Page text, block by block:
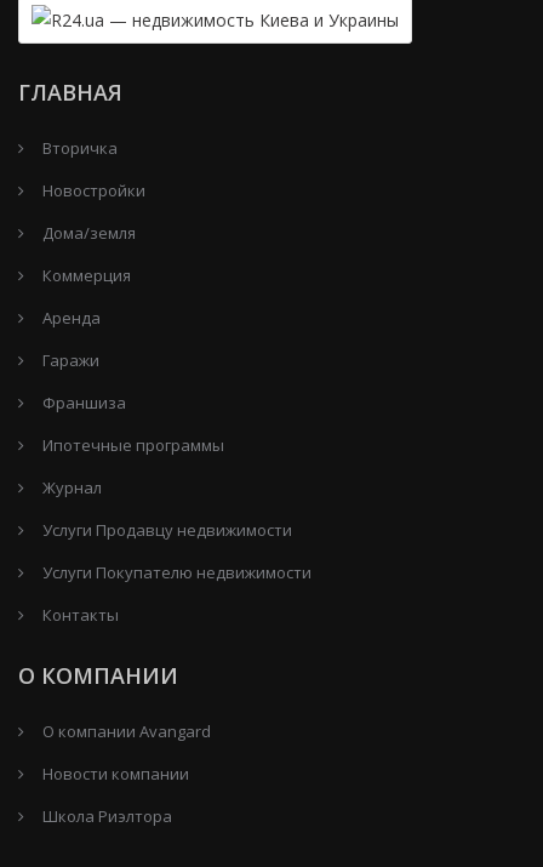
ГЛАВНАЯ
Вторичка
Новостройки
Дома/земля
Коммерция
Аренда
Гаражи
Франшиза
Ипотечные программы
Журнал
Услуги Продавцу недвижимости
Услуги Покупателю недвижимости
Контакты
О КОМПАНИИ
О компании Avangard
Новости компании
Школа Риэлтора